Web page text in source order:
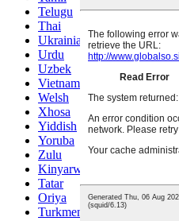
Telugu
Thai
Ukrainian
Urdu
Uzbek
Vietnamese
Welsh
Xhosa
Yiddish
Yoruba
Zulu
Kinyarwanda
Tatar
Oriya
Turkmen